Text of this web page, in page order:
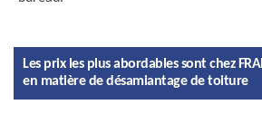
Les prix les plus abordables sont chez
en matière de désamiantage de toiture